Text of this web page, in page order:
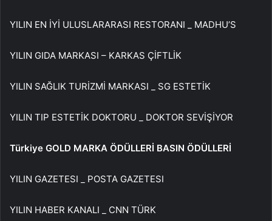
YILIN EN İYİ ULUSLARARASI RESTORANI _ MADHU’S
YILIN GIDA MARKASI – KARKAS ÇİFTLİK
YILIN SAĞLIK TURİZMİ MARKASI _ SG ESTETİK
YILIN TIP ESTETİK DOKTORU _ DOKTOR SEVİŞİYOR
Türkiye GOLD MARKA ÖDÜLLERİ BASIN ÖDÜLLERİ
YILIN GAZETESI _ POSTA GAZETESI
YILIN HABER KANALI _ CNN TÜRK